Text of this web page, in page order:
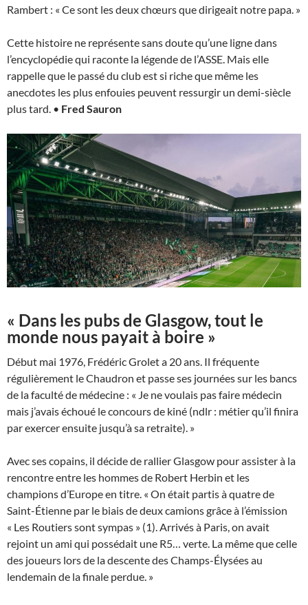
Rambert : « Ce sont les deux chœurs que dirigeait notre papa. »
Cette histoire ne représente sans doute qu’une ligne dans
l’encyclopédie qui raconte la légende de l’ASSE. Mais elle
rappelle que le passé du club est si riche que même les
anecdotes les plus enfouies peuvent ressurgir un demi-siècle
plus tard. • Fred Sauron
« Dans les pubs de Glasgow, tout le
monde nous payait à boire »
Début mai 1976, Frédéric Grolet a 20 ans. Il fréquente
régulièrement le Chaudron et passe ses journées sur les bancs
de la faculté de médecine : « Je ne voulais pas faire médecin
mais j’avais échoué le concours de kiné (ndlr : métier qu’il finira
par exercer ensuite jusqu’à sa retraite). »
Avec ses copains, il décide de rallier Glasgow pour assister à la
rencontre entre les hommes de Robert Herbin et les
champions d’Europe en titre. « On était partis à quatre de
Saint-Étienne par le biais de deux camions grâce à l’émission
« Les Routiers sont sympas » (1). Arrivés à Paris, on avait
rejoint un ami qui possédait une R5… verte. La même que celle
des joueurs lors de la descente des Champs-Élysées au
lendemain de la finale perdue. »